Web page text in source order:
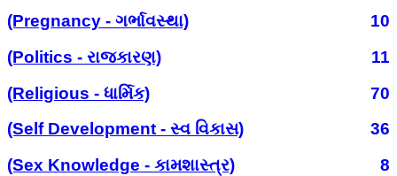
(Pregnancy - ગર્ભાવસ્થા)
10
(Politics - રાજકારણ)
11
(Religious - ધાર્મિક)
70
(Self Development - સ્વ વિકાસ)
36
(Sex Knowledge - કામશાસ્ત્ર)
8